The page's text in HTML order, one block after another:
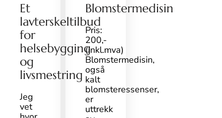
Et
lavterskeltilbud
for
helsebygging
og
livsmestring
Jeg
vet
Blomstermedisin
Pris:
200,-
(inkl.mva)
Blomstermedisin,
også
kalt
blomsteressenser,
er
uttrekk